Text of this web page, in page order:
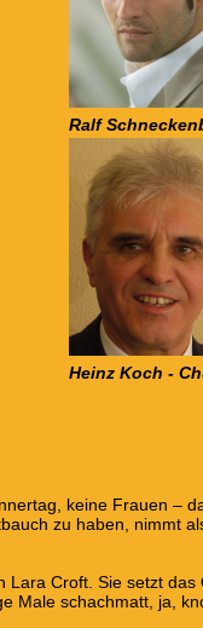
Ralf
Heinz Koch -
keine Frauen –
zu haben, nimmt
Lara Croft. Sie setzt
Male schachmatt, ja,